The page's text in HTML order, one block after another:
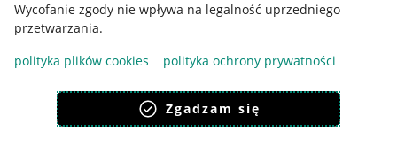
Wycofanie zgody nie wpływa na legalność uprzedniego
przetwarzania.
polityka plików cookies
polityka ochrony prywatności
Zgadzam się